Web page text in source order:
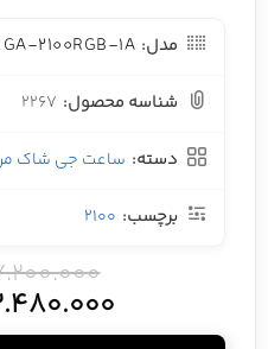
مدل: 2100RGB-1A
شناسه محصول: 2267
دسته: ساعت جی شاک
برچسب: 2100